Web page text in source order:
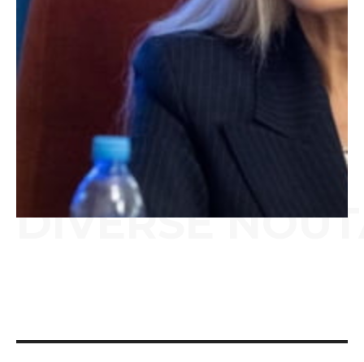
DIVERSE